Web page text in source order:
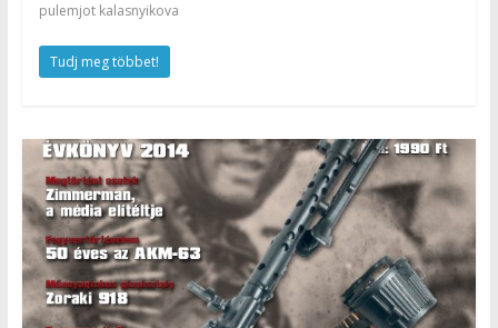
pulemjot kalasnyikova
Tudj meg többet!